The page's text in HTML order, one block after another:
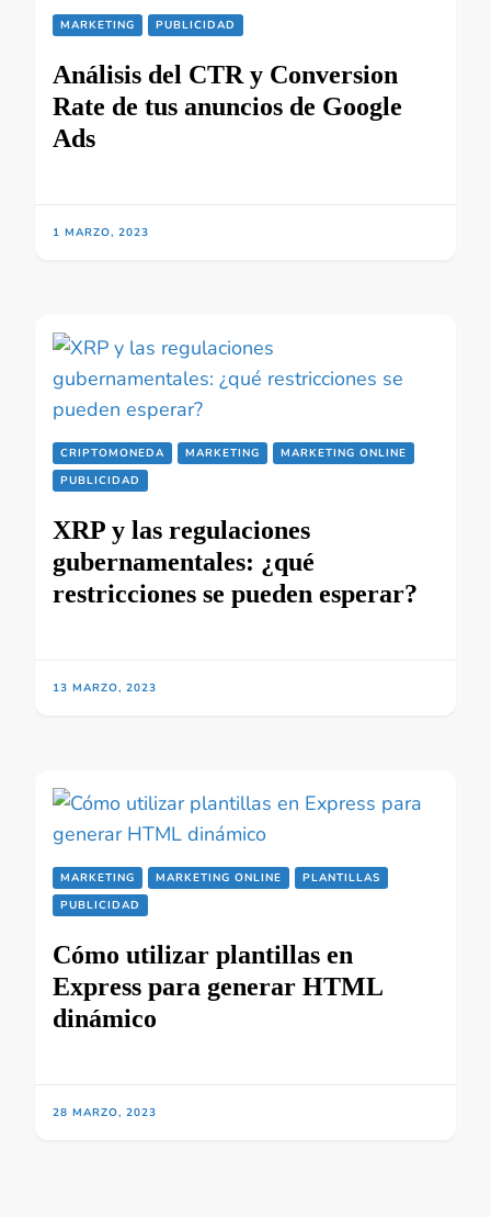
MARKETING PUBLICIDAD
Análisis del CTR y Conversion
Rate de tus anuncios de Google
Ads
1 MARZO, 2023
CRIPTOMONEDA MARKETING
MARKETING ONLINE
PUBLICIDAD
XRP y las regulaciones
gubernamentales: ¿qué
restricciones se pueden esperar?
13 MARZO, 2023
MARKETING MARKETING ONLINE
PLANTILLAS
PUBLICIDAD
Cómo utilizar plantillas en
Express para generar HTML
dinámico
28 MARZO, 2023